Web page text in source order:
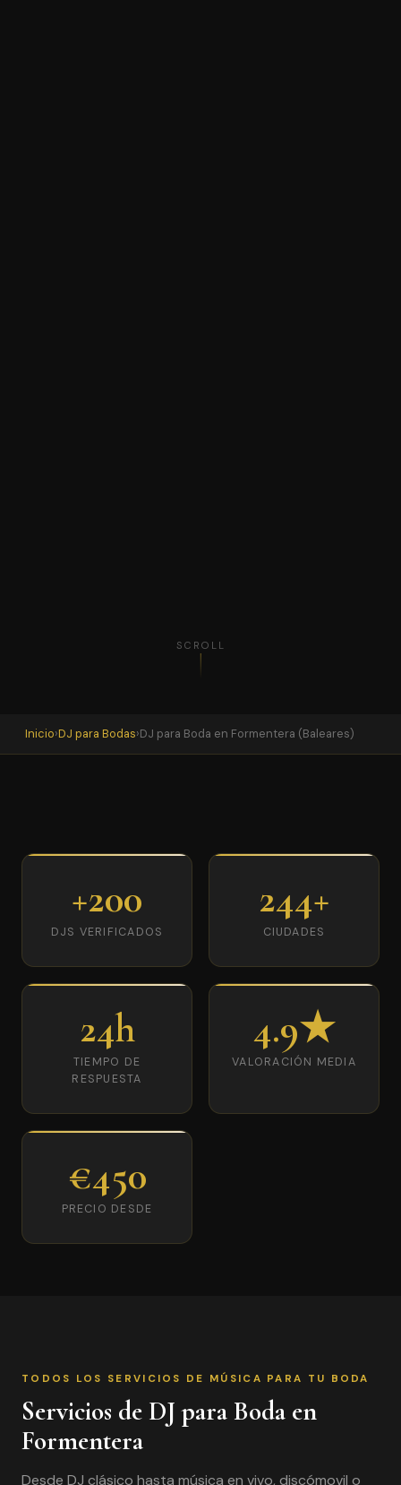
SCROLL
Inicio›DJ para Bodas›DJ para Boda en Formentera (Baleares)
+200
DJS VERIFICADOS
244+
CIUDADES
24h
TIEMPO DE
RESPUESTA
4.9★
VALORACIÓN MEDIA
€450
PRECIO DESDE
TODOS LOS SERVICIOS DE MÚSICA PARA TU BODA
Servicios de DJ para Boda en
Formentera
Desde DJ clásico hasta música en vivo, discómovil o